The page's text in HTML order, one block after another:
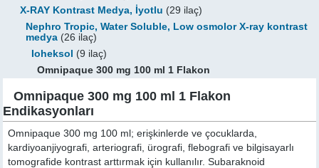
X-RAY Kontrast Medya, İyotlu (29 ilaç)
Nephro Tropic, Water Soluble, Low osmolor X-ray kontrast
medya (26 ilaç)
Ioheksol
(9 ilaç)
Omnipaque 300 mg 100 ml 1 Flakon
Omnipaque 300 mg 100 ml 1 Flakon
Endikasyonları
Omnipaque 300 mg 100 ml; erişkinlerde ve çocuklarda,
kardiyoanjiyografi, arteriografi, ürografi, flebografi ve bilgisayarlı
tomografide kontrast arttırmak için kullanılır. Subaraknoid